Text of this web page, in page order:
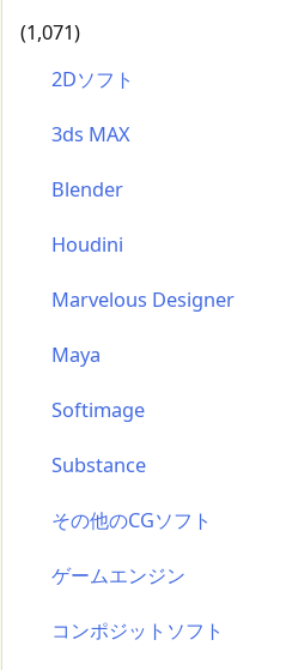
(1,071)
2Dソフト
3ds MAX
Blender
Houdini
Marvelous Designer
Maya
Softimage
Substance
その他のCGソフト
ゲームエンジン
コンポジットソフト